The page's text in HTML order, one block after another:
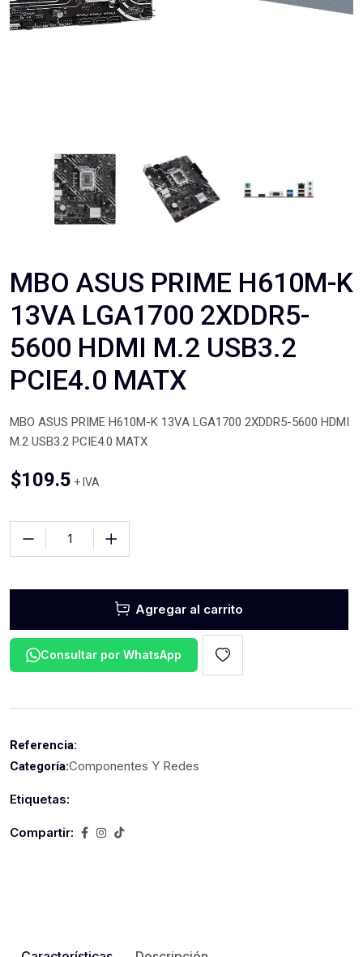
MBO ASUS PRIME H610M-K
13VA LGA1700 2XDDR5-
5600 HDMI M.2 USB3.2
PCIE4.0 MATX
MBO ASUS PRIME H610M-K 13VA LGA1700 2XDDR5-5600 HDMI
M.2 USB3.2 PCIE4.0 MATX
$109.5 + IVA
Agregar al carrito
Consultar por WhatsApp
Referencia:
Categoría:Componentes Y Redes
Etiquetas:
Compartir: